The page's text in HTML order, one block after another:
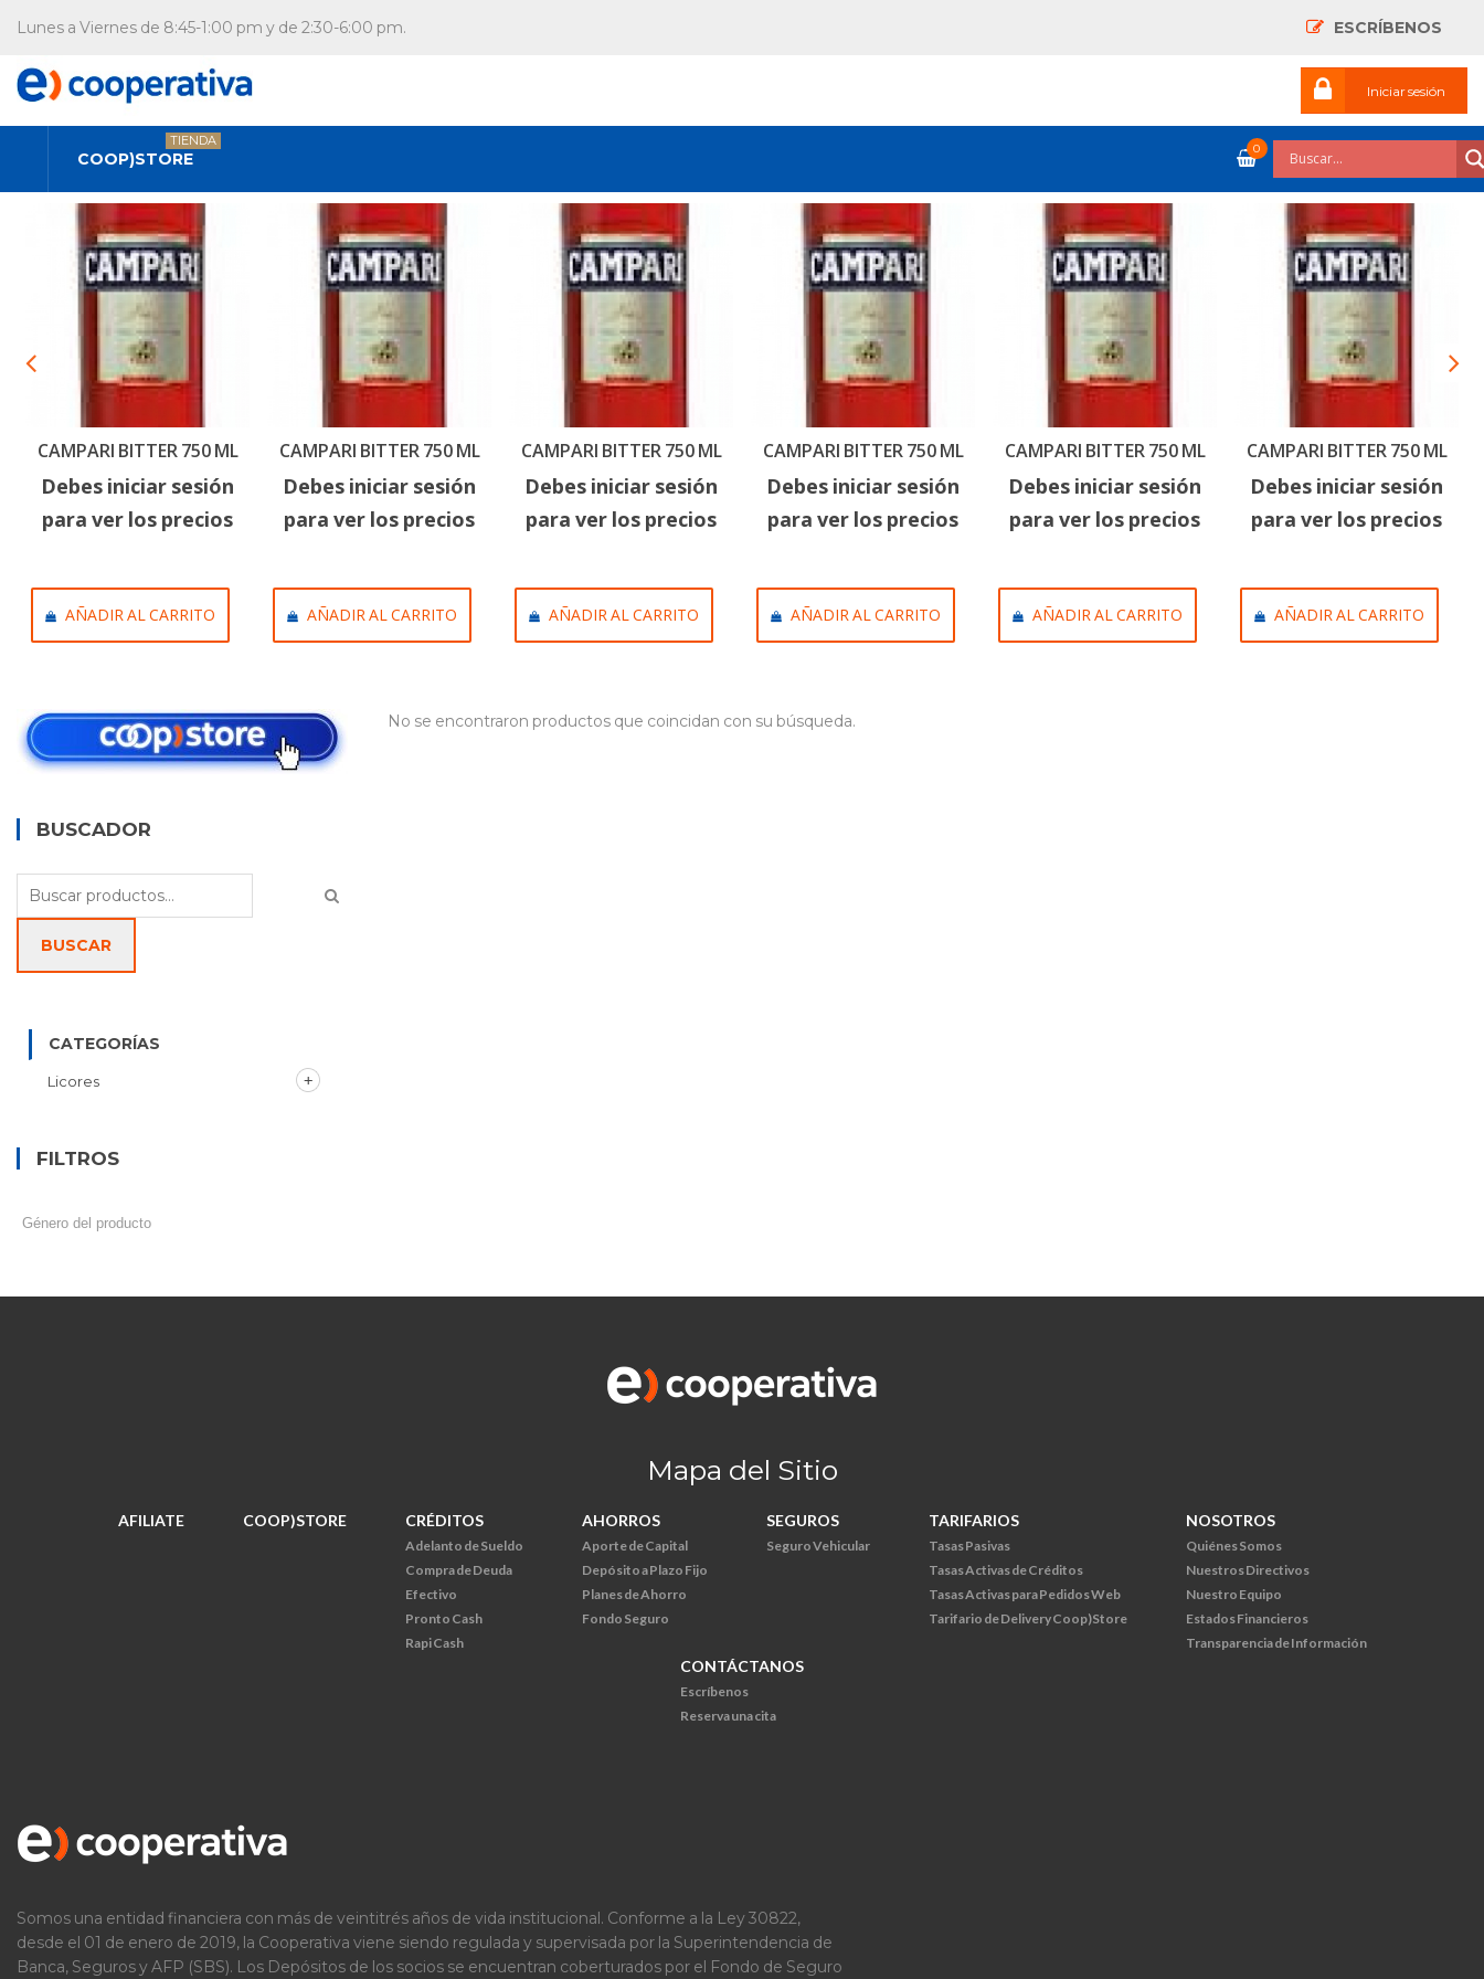
Lunes a Viernes de 8:45-1:00 pm y de 2:30-6:00 pm. ESCRÍBENOS
Iniciar sesión
COOP)STORE
TIENDA
0
CAMPARI BITTER 750 ML
Debes iniciar sesión
para ver los precios
AÑADIR AL CARRITO
CAMPARI BITTER 750 ML
Debes iniciar sesión
para ver los precios
AÑADIR AL CARRITO
CAMPARI BITTER 750 ML
Debes iniciar sesión
para ver los precios
AÑADIR AL CARRITO
CAMPARI BITTER 750 ML
Debes iniciar sesión
para ver los precios
AÑADIR AL CARRITO
CAMPARI BITTER 750 ML
Debes iniciar sesión
para ver los precios
AÑADIR AL CARRITO
CAMPARI BITTER 750 ML
Debes iniciar sesión
para ver los precios
AÑADIR AL CARRITO
No se encontraron productos que coincidan con su búsqueda.
BUSCADOR
Buscar
BUSCAR
CATEGORÍAS
Licores
FILTROS
Mapa del Sitio
AFILIATE COOP)STORE CRÉDITOS
Adelanto de Sueldo
Compra de Deuda
Efectivo
Pronto Cash
Rapi Cash
AHORROS
Aporte de Capital
Depósito a Plazo Fijo
Planes de Ahorro
Fondo Seguro
SEGUROS
Seguro Vehicular
TARIFARIOS
Tasas Pasivas
Tasas Activas de Créditos
Tasas Activas para Pedidos Web
Tarifario de Delivery Coop)Store
NOSOTROS
Quiénes Somos
Nuestros Directivos
Nuestro Equipo
Estados Financieros
Transparencia de Información
CONTÁCTANOS
Escríbenos
Reserva una cita
Somos una entidad financiera con más de veintitrés años de vida institucional. Conforme a la Ley 30822,
desde el 01 de enero de 2019, la Cooperativa viene siendo regulada y supervisada por la Superintendencia de
Banca, Seguros y AFP (SBS). Los Depósitos de los socios se encuentran coberturados por el Fondo de Seguro